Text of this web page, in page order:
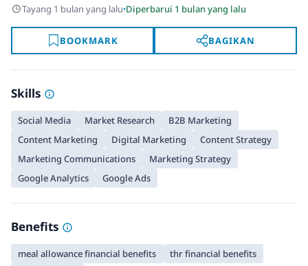
Tayang 1 bulan yang lalu·Diperbarui 1 bulan yang lalu
BOOKMARK BAGIKAN
Skills
Social Media Market Research
B2B Marketing
Content Marketing
Digital Marketing
Content Strategy
Marketing Communications
Marketing Strategy
Google Analytics
Google Ads
Benefits
meal allowance financial benefits
thr financial benefits